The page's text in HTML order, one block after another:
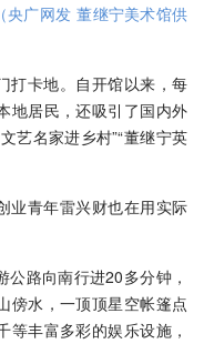
央广网发 董继宁美术馆供
打卡地。自开馆以来，每
地居民，还吸引了国内外
艺名家进乡村”“董继宁英
业青年雷兴财也在用实际
路向南行进20多分钟，
傍水，一顶顶星空帐篷点
丰富多彩的娱乐设施，